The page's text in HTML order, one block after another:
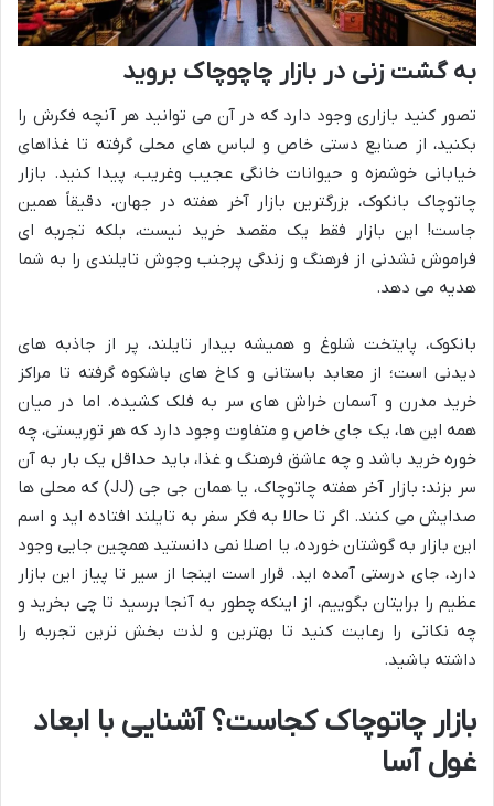
به گشت زنی در بازار چاچوچاک بروید
تصور کنید بازاری وجود دارد که در آن می توانید هر آنچه فکرش را
بکنید، از صنایع دستی خاص و لباس های محلی گرفته تا غذاهای
خیابانی خوشمزه و حیوانات خانگی عجیب وغریب، پیدا کنید. بازار
چاتوچاک بانکوک، بزرگترین بازار آخر هفته در جهان، دقیقاً همین
جاست! این بازار فقط یک مقصد خرید نیست، بلکه تجربه ای
فراموش نشدنی از فرهنگ و زندگی پرجنب وجوش تایلندی را به شما
هدیه می دهد.
بانکوک، پایتخت شلوغ و همیشه بیدار تایلند، پر از جاذبه های
دیدنی است؛ از معابد باستانی و کاخ های باشکوه گرفته تا مراکز
خرید مدرن و آسمان خراش های سر به فلک کشیده. اما در میان
همه این ها، یک جای خاص و متفاوت وجود دارد که هر توریستی، چه
خوره خرید باشد و چه عاشق فرهنگ و غذا، باید حداقل یک بار به آن
سر بزند: بازار آخر هفته چاتوچاک، یا همان جی جی (JJ) که محلی ها
صدایش می کنند. اگر تا حالا به فکر سفر به تایلند افتاده اید و اسم
این بازار به گوشتان خورده، یا اصلا نمی دانستید همچین جایی وجود
دارد، جای درستی آمده اید. قرار است اینجا از سیر تا پیاز این بازار
عظیم را برایتان بگوییم، از اینکه چطور به آنجا برسید تا چی بخرید و
چه نکاتی را رعایت کنید تا بهترین و لذت بخش ترین تجربه را
داشته باشید.
بازار چاتوچاک کجاست؟ آشنایی با ابعاد
غول آسا